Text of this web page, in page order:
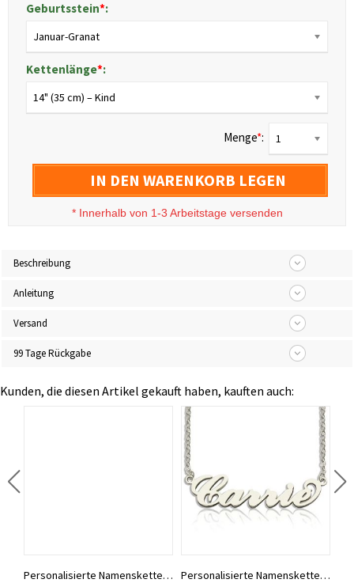
Geburtsstein*:
Januar-Granat
Kettenlänge*:
14" (35 cm) – Kind
Menge*: 1
IN DEN WARENKORB LEGEN
* Innerhalb von 1-3 Arbeitstage versenden
Beschreibung
Anleitung
Versand
99 Tage Rückgabe
Kunden, die diesen Artikel gekauft haben, kauften auch:
Personalisierte Namenskette „Carrie“, 18 Karat vergoldet Personalisierte Namenskette „Carrie“ aus Sterlingsilber